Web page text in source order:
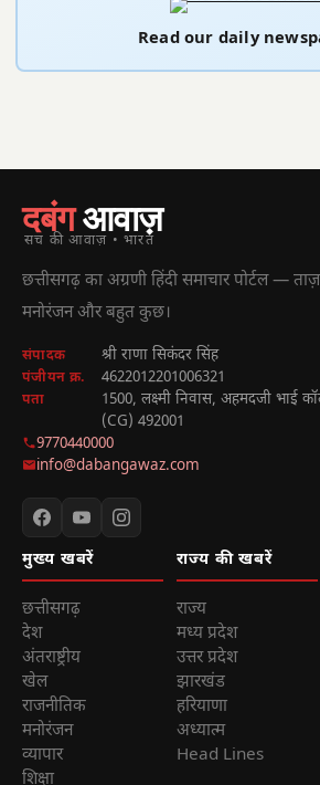
Read our daily
दबंगआवाज़
सच की आवाज़ • भारत
छत्तीसगढ़ का अग्रणी हिंदी समाचार पोर्टल —
मनोरंजन और बहुत कुछ।
संपादक श्री राणा सिकंदर सिंह
पंजीयन क्र. 4622012201006321
पता
1500, लक्ष्मी निवास, अहमदजी भाई
(CG) 492001
9770440000
info@dabangawaz.com
मुख्य खबरें
छत्तीसगढ़
देश
अंतराष्ट्रीय
खेल
राजनीतिक
मनोरंजन
व्यापार
शिक्षा
राज्य की खबरें
राज्य
मध्य प्रदेश
उत्तर प्रदेश
झारखंड
हरियाणा
अध्यात्म
Head Lines